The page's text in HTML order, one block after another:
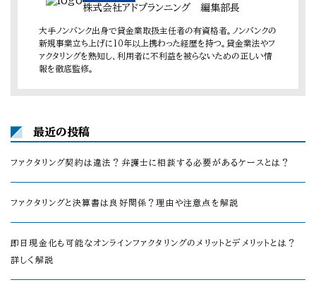
株式会社アドプランニング 編集部長
大手ノンバンク出身で貸金業取扱主任者の有資格者。ノンバンクの
新規事業立ち上げに10年以上携わった経歴を持つ。貸金業法やフ
ァクタリングを熟知し、利用者に不利益を被らないための正しい情
報を徹底監修。
最近の投稿
ファクタリング契約は違法？弁護士に相談する必要があるケースとは？
ファクタリングと決算書は良好関係？理由や注意点を解説
即日現金化も可能なオンラインファクタリングのメリットとデメリットとは？
詳しく解説